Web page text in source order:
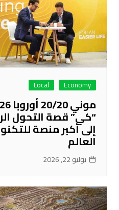
Economy
Local
“كي” قصة التحول
إلى أكبر منصة
العالم
يوليو 22, 2026